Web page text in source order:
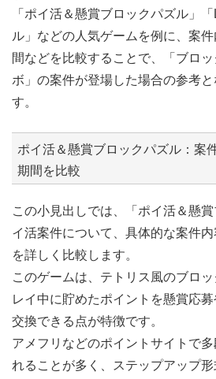
「ポイ活＆懸賞ブロックパズル」
ル」などの人気ゲームを例に、案
間などを比較することで、「ブロ
ボ」の案件が登場した場合の参考
す。
ポイ活＆懸賞ブロックパズル：案
期間を比較
この小見出しでは、「ポイ活＆懸
イ活案件について、具体的な案件
を詳しく比較します。
このゲームは、テトリス風のブロ
レイ中に貯めたポイントを懸賞応
交換できる点が特徴です。
アメフリなどのポイントサイトで
れることが多く、ステップアップ